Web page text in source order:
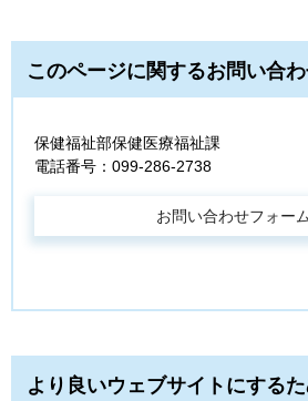
このページに関するお問い合
保健福祉部保健医療福祉課
電話番号：099-286-2738
より良いウェブサイトにする